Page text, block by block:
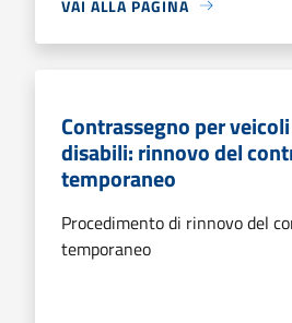
VAI ALLA PAGINA
Contrassegno per
disabili: rinnovo del
temporaneo
Procedimento di rinnovo del
temporaneo